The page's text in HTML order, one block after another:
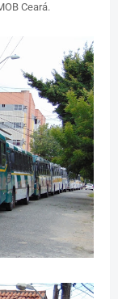
Ceará.